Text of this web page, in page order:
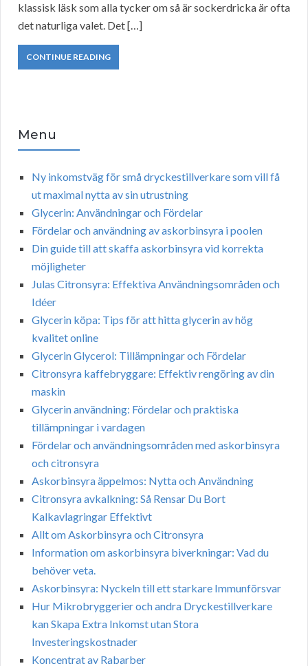
klassisk läsk som alla tycker om så är sockerdricka är ofta
det naturliga valet. Det […]
CONTINUE READING
Menu
Ny inkomstväg för små dryckestillverkare som vill få
ut maximal nytta av sin utrustning
Glycerin: Användningar och Fördelar
Fördelar och användning av askorbinsyra i poolen
Din guide till att skaffa askorbinsyra vid korrekta
möjligheter
Julas Citronsyra: Effektiva Användningsområden och
Idéer
Glycerin köpa: Tips för att hitta glycerin av hög
kvalitet online
Glycerin Glycerol: Tillämpningar och Fördelar
Citronsyra kaffebryggare: Effektiv rengöring av din
maskin
Glycerin användning: Fördelar och praktiska
tillämpningar i vardagen
Fördelar och användningsområden med askorbinsyra
och citronsyra
Askorbinsyra äppelmos: Nytta och Användning
Citronsyra avkalkning: Så Rensar Du Bort
Kalkavlagringar Effektivt
Allt om Askorbinsyra och Citronsyra
Information om askorbinsyra biverkningar: Vad du
behöver veta.
Askorbinsyra: Nyckeln till ett starkare Immunförsvar
Hur Mikrobryggerier och andra Dryckestillverkare
kan Skapa Extra Inkomst utan Stora
Investeringskostnader
Koncentrat av Rabarber